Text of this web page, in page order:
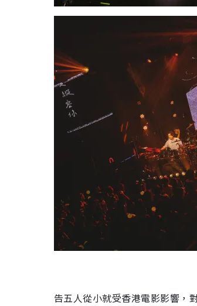
告五人從小就受香港電影影響，